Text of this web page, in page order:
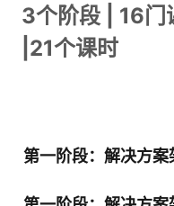
中
心
3个阶段 | 16门
|21个课时
第一阶段：解决方